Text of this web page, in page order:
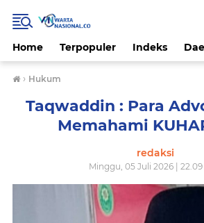
Home Terpopuler Indeks
› Hukum
Taqwaddin : Para
Memahami
redaksi
Minggu, 05 Juli 2026 |